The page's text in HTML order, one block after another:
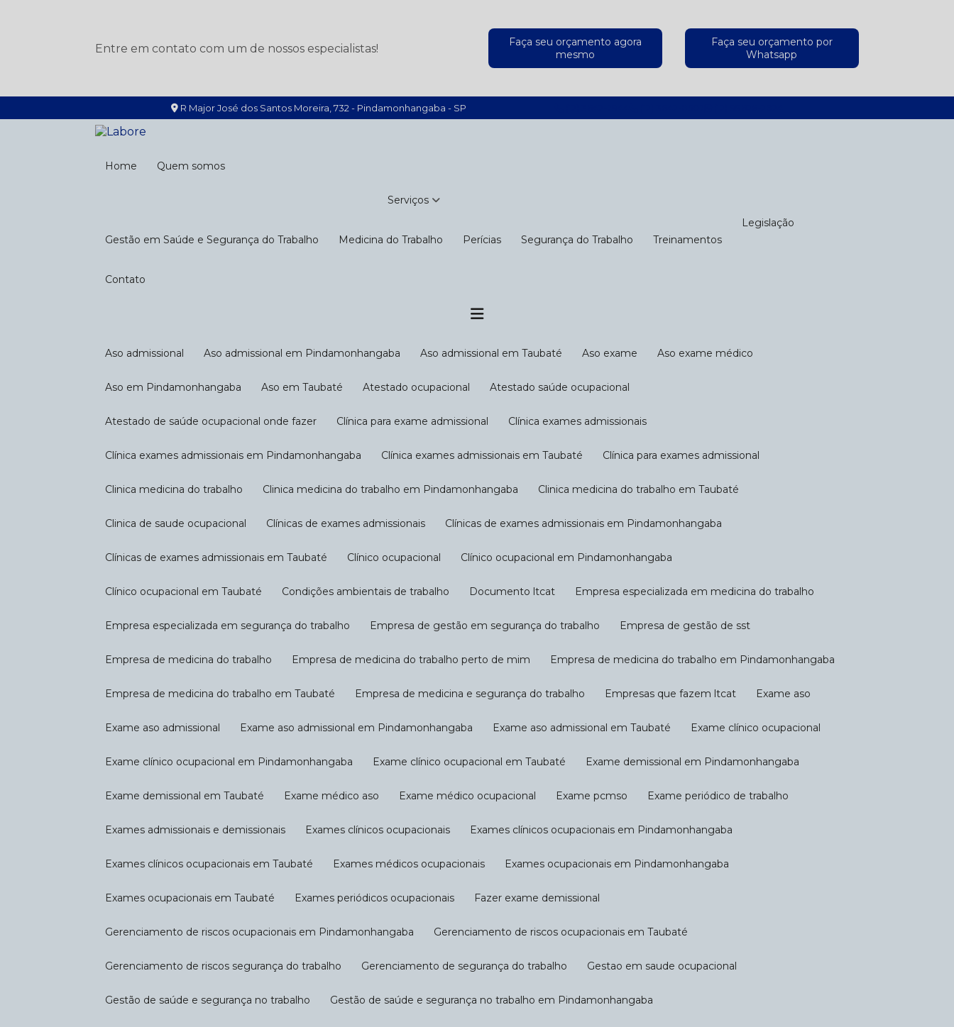
Entre em contato com um de nossos especialistas!
Faça seu orçamento agora
mesmo
Faça seu orçamento por
Whatsapp
R Major José dos Santos Moreira, 732 - Pindamonhangaba - SP
Home Quem somos
Serviços
Gestão em Saúde e Segurança do Trabalho Medicina do Trabalho Perícias Segurança do Trabalho Treinamentos
Legislação
Contato
Aso admissional Aso admissional em Pindamonhangaba Aso admissional em Taubaté Aso exame Aso exame médico
Aso em Pindamonhangaba Aso em Taubaté Atestado ocupacional Atestado saúde ocupacional
Atestado de saúde ocupacional onde fazer Clínica para exame admissional Clínica exames admissionais
Clínica exames admissionais em Pindamonhangaba Clínica exames admissionais em Taubaté Clínica para exames admissional
Clinica medicina do trabalho Clinica medicina do trabalho em Pindamonhangaba Clinica medicina do trabalho em Taubaté
Clinica de saude ocupacional Clínicas de exames admissionais Clínicas de exames admissionais em Pindamonhangaba
Clínicas de exames admissionais em Taubaté Clínico ocupacional Clínico ocupacional em Pindamonhangaba
Clínico ocupacional em Taubaté Condições ambientais de trabalho Documento ltcat Empresa especializada em medicina do trabalho
Empresa especializada em segurança do trabalho Empresa de gestão em segurança do trabalho Empresa de gestão de sst
Empresa de medicina do trabalho Empresa de medicina do trabalho perto de mim Empresa de medicina do trabalho em Pindamonhangaba
Empresa de medicina do trabalho em Taubaté Empresa de medicina e segurança do trabalho Empresas que fazem ltcat Exame aso
Exame aso admissional Exame aso admissional em Pindamonhangaba Exame aso admissional em Taubaté Exame clínico ocupacional
Exame clínico ocupacional em Pindamonhangaba Exame clínico ocupacional em Taubaté Exame demissional em Pindamonhangaba
Exame demissional em Taubaté Exame médico aso Exame médico ocupacional Exame pcmso Exame periódico de trabalho
Exames admissionais e demissionais Exames clínicos ocupacionais Exames clínicos ocupacionais em Pindamonhangaba
Exames clínicos ocupacionais em Taubaté Exames médicos ocupacionais Exames ocupacionais em Pindamonhangaba
Exames ocupacionais em Taubaté Exames periódicos ocupacionais Fazer exame demissional
Gerenciamento de riscos ocupacionais em Pindamonhangaba Gerenciamento de riscos ocupacionais em Taubaté
Gerenciamento de riscos segurança do trabalho Gerenciamento de segurança do trabalho Gestao em saude ocupacional
Gestão de saúde e segurança no trabalho Gestão de saúde e segurança no trabalho em Pindamonhangaba